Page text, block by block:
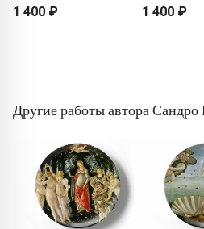
1 400 ₽
1 400 ₽
Другие работы автора Сандро